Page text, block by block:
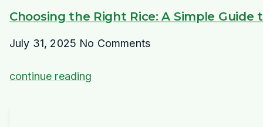
Choosing the Right Rice: A Simple
July 31, 2025 No Comments
continue reading